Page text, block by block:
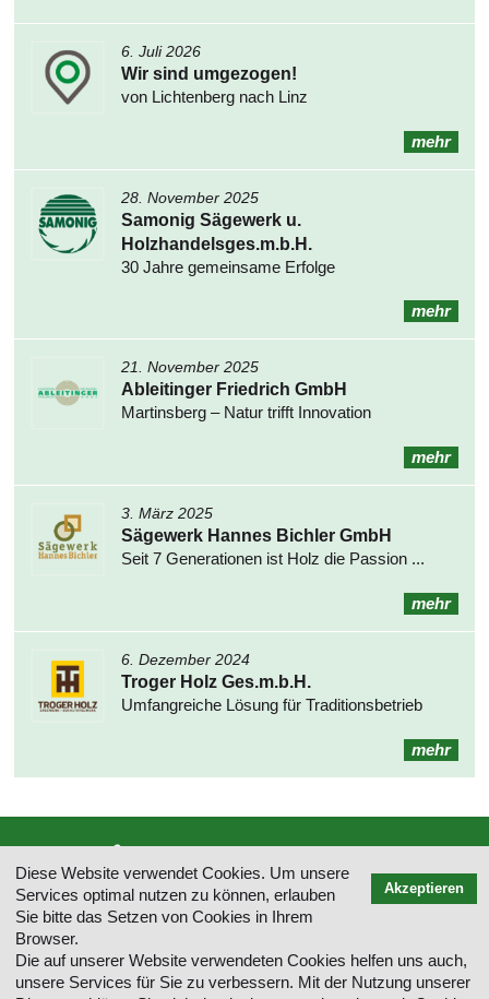
6. Juli 2026
Wir sind umgezogen!
von Lichtenberg nach Linz
mehr
28. November 2025
Samonig Sägewerk u.
Holzhandelsges.m.b.H.
30 Jahre gemeinsame Erfolge
mehr
21. November 2025
Ableitinger Friedrich GmbH
Martinsberg – Natur trifft Innovation
mehr
3. März 2025
Sägewerk Hannes Bichler GmbH
Seit 7 Generationen ist Holz die Passion ...
mehr
6. Dezember 2024
Troger Holz Ges.m.b.H.
Umfangreiche Lösung für Traditionsbetrieb
mehr
INFO-DATA GmbH, Weigunystraße 2/13, A-4040 Linz, Österreich, T: +43 5
05944, E-Mail: office(@)infodata.at
Kontakt Impressum Inhaltsverzeichnis Datenschutz AGB
Akzeptieren
Diese Website verwendet Cookies. Um unsere
Services optimal nutzen zu können, erlauben
Sie bitte das Setzen von Cookies in Ihrem
Browser.
Die auf unserer Website verwendeten Cookies helfen uns auch,
unsere Services für Sie zu verbessern. Mit der Nutzung unserer